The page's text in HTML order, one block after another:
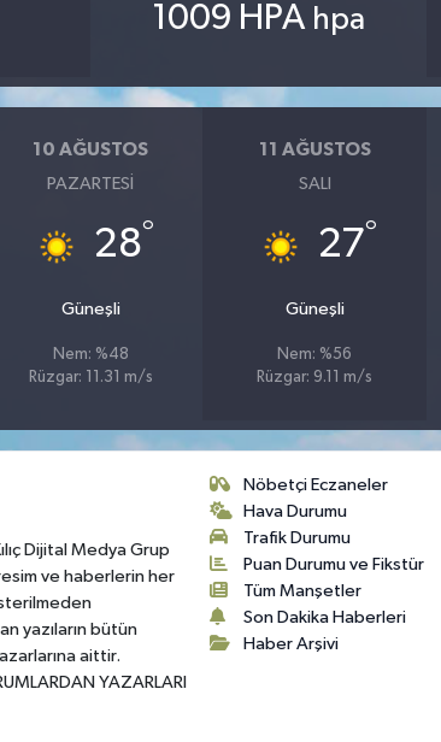
1009 HPA hpa
10 AĞUSTOS
PAZARTESI
28°
Güneşli
Nem: %48
Rüzgar: 11.31 m/s
11 AĞUSTOS
SALI
27°
Güneşli
Nem: %56
Rüzgar: 9.11 m/s
Dijital Medya Grup
ve haberlerin her
yazıların bütün
aittir.
YAZARLARI
Nöbetçi Eczaneler
Hava Durumu
Trafik Durumu
Puan Durumu ve Fikstür
Tüm Manşetler
Son Dakika Haberleri
Haber Arşivi